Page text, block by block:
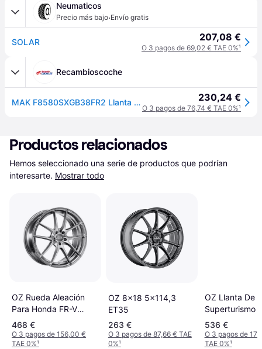
Neumaticos
Precio más bajo·Envío gratis
SOLAR 207,08 €
O 3 pagos de 69,02 € TAE 0%¹
Recambioscoche
MAK F8580SXGB38FR2 Llanta Aluminio 230,24 €
O 3 pagos de 76,74 € TAE 0%¹
Productos relacionados
Hemos seleccionado una serie de productos que podrían
interesarte. Mostrar todo
OZ Rueda Aleación
Para Honda FR-V
8X18 5X114.3 Grigio
Corsa
468 €
O 3 pagos de 156,00 €
TAE 0%¹
OZ 8x18 5x114,3
ET35
263 €
O 3 pagos de 87,66 € TAE
0%¹
OZ Llanta De
Superturismo
8.5x20 5x120
536 €
O 3 pagos de
TAE 0%¹